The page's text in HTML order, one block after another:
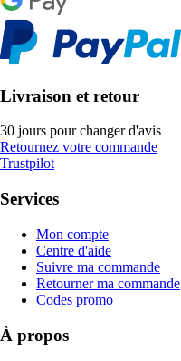
Livraison et retour
30 jours pour changer d'avis
Retournez votre commande
Trustpilot
Services
Mon compte
Centre d'aide
Suivre ma commande
Retourner ma commande
Codes promo
À propos